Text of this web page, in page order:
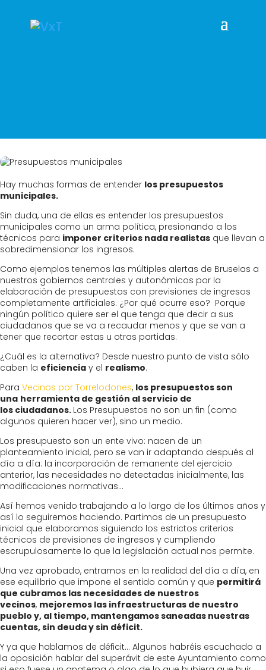
Hay muchas formas de entender los presupuestos
municipales.
Sin duda, una de ellas es entender los presupuestos
municipales como un arma política, presionando a los
técnicos para imponer criterios nada realistas que llevan a
sobredimensionar los ingresos.
Como ejemplos tenemos las múltiples alertas de Bruselas a
nuestros gobiernos centrales y autonómicos por la
elaboración de presupuestos con previsiones de ingresos
completamente artificiales. ¿Por qué ocurre eso? Porque
ningún político quiere ser el que tenga que decir a sus
ciudadanos que se va a recaudar menos y que se van a
tener que recortar estas u otras partidas.
¿Cuál es la alternativa? Desde nuestro punto de vista sólo
caben la eficiencia y el realismo.
Para Vecinos por Torrelodones, los presupuestos son
una herramienta de gestión al servicio de
los ciudadanos. Los Presupuestos no son un fin (como
algunos quieren hacer ver), sino un medio.
Los presupuesto son un ente vivo: nacen de un
planteamiento inicial, pero se van ir adaptando después al
día a día: la incorporación de remanente del ejercicio
anterior, las necesidades no detectadas inicialmente, las
modificaciones normativas…
Así hemos venido trabajando a lo largo de los últimos años y
así lo seguiremos haciendo. Partimos de un presupuesto
inicial que elaboramos siguiendo los estrictos criterios
técnicos de previsiones de ingresos y cumpliendo
escrupulosamente lo que la legislación actual nos permite.
Una vez aprobado, entramos en la realidad del día a día, en
ese equilibrio que impone el sentido común y que permitirá
que cubramos las necesidades de nuestros
vecinos, mejoremos las infraestructuras de nuestro
pueblo y, al tiempo, mantengamos saneadas nuestras
cuentas, sin deuda y sin déficit.
Y ya que hablamos de déficit… Algunos habréis escuchado a
la oposición hablar del superávit de este Ayuntamiento como